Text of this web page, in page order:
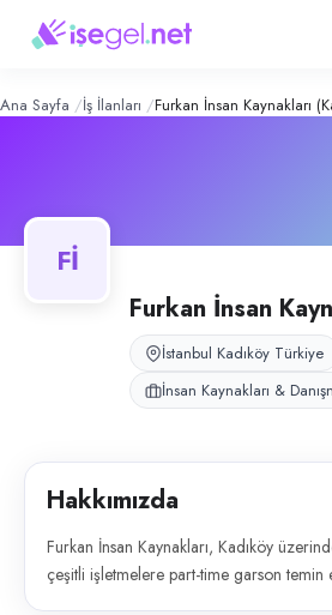
İnsan
Konum:
Furkan İnsan Kaynakları, Kadıköy
Ana Sayfa İş İlanları Furkan İnsan Kaynakları
Fİ
Furkan İnsan
İstanbul Kadıköy Türkiye
İnsan Kaynakları &
Hakkımızda
Furkan İnsan Kaynakları, Kadıköy
çeşitli işletmelere part-time garson temin